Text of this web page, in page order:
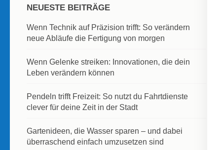
NEUESTE BEITRÄGE
Wenn Technik auf Präzision trifft: So verändern
neue Abläufe die Fertigung von morgen
Wenn Gelenke streiken: Innovationen, die dein
Leben verändern können
Pendeln trifft Freizeit: So nutzt du Fahrtdienste
clever für deine Zeit in der Stadt
Gartenideen, die Wasser sparen – und dabei
überraschend einfach umzusetzen sind